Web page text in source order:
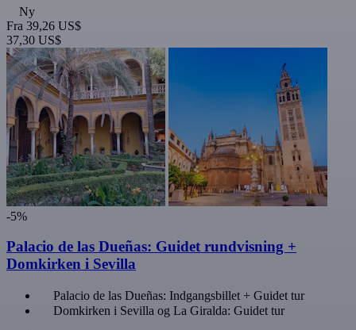
Ny
Fra 39,26 US$
37,30 US$
-5%
Palacio de las Dueñas: Guidet rundvisning +
Domkirken i Sevilla
Palacio de las Dueñas: Indgangsbillet + Guidet tur
Domkirken i Sevilla og La Giralda: Guidet tur